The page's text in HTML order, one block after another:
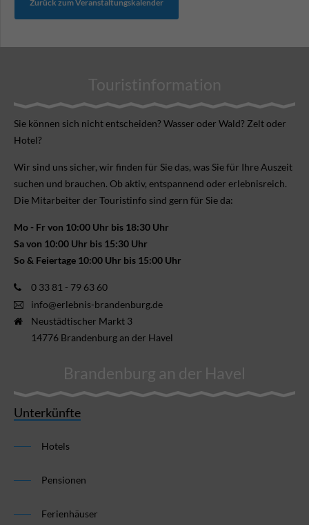
Zurück zum Veranstaltungskalender
Touristinformation
Sie können sich nicht ent­scheiden? Wasser oder Wald? Zelt oder
Hotel?
Wir sind uns sicher, wir finden für Sie das, was Sie für Ihre Aus­zeit
suchen und brauchen. Ob aktiv, ent­spannend oder erlebnis­reich.
Die Mitarbeiter der Touristinfo sind gern für Sie da:
Mo - Fr von 10:00 Uhr bis 18:30 Uhr
Sa von 10:00 Uhr bis 15:30 Uhr
So & Feiertage 10:00 Uhr bis 15:00 Uhr
0 33 81 - 79 63 60
info@erlebnis-brandenburg.de
Neustädtischer Markt 3
14776 Brandenburg an der Havel
Brandenburg an der Havel
Unterkünfte
Hotels
Pensionen
Ferienhäuser